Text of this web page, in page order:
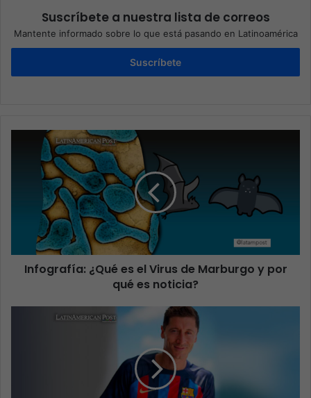
Suscríbete a nuestra lista de correos
Mantente informado sobre lo que está pasando en Latinoamérica
Suscríbete
Infografía: ¿Qué es el Virus de Marburgo y por
qué es noticia?